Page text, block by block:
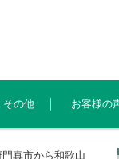
その他 お客様の
門真市から和歌山